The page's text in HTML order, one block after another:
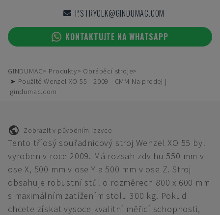
P.STRYCEK@GINDUMAC.COM
KONTAKTUJTE NA WHATSAPP
GINDUMAC Produkty
Obráběcí stroje
➤ Použité Wenzel XO 55 - 2009 - CMM Na prodej |
gindumac.com
Zobrazit v původním jazyce
Tento tříosý souřadnicový stroj Wenzel XO 55 byl
vyroben v roce 2009. Má rozsah zdvihu 550 mm v
ose X, 500 mm v ose Y a 500 mm v ose Z. Stroj
obsahuje robustní stůl o rozměrech 800 x 600 mm
s maximálním zatížením stolu 300 kg. Pokud
chcete získat vysoce kvalitní měřicí schopnosti,